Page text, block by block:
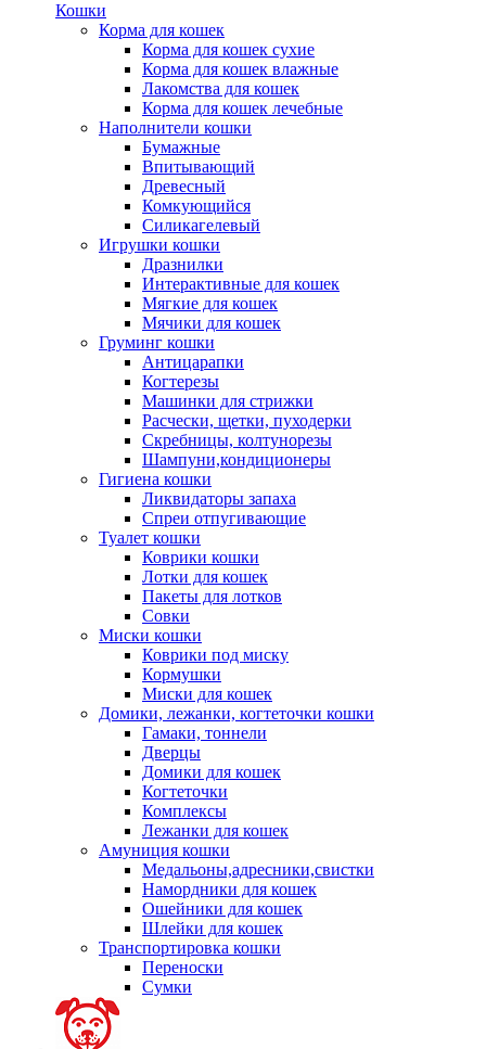
Кошки
Корма для кошек
Корма для кошек сухие
Корма для кошек влажные
Лакомства для кошек
Корма для кошек лечебные
Наполнители кошки
Бумажные
Впитывающий
Древесный
Комкующийся
Силикагелевый
Игрушки кошки
Дразнилки
Интерактивные для кошек
Мягкие для кошек
Мячики для кошек
Груминг кошки
Антицарапки
Когтерезы
Машинки для стрижки
Расчески, щетки, пуходерки
Скребницы, колтунорезы
Шампуни,кондиционеры
Гигиена кошки
Ликвидаторы запаха
Спреи отпугивающие
Туалет кошки
Коврики кошки
Лотки для кошек
Пакеты для лотков
Совки
Миски кошки
Коврики под миску
Кормушки
Миски для кошек
Домики, лежанки, когтеточки кошки
Гамаки, тоннели
Дверцы
Домики для кошек
Когтеточки
Комплексы
Лежанки для кошек
Амуниция кошки
Медальоны,адресники,свистки
Намордники для кошек
Ошейники для кошек
Шлейки для кошек
Транспортировка кошки
Переноски
Сумки